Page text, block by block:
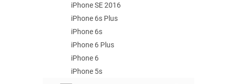
iPhone SE 2016
iPhone 6s Plus
iPhone 6s
iPhone 6 Plus
iPhone 6
iPhone 5s